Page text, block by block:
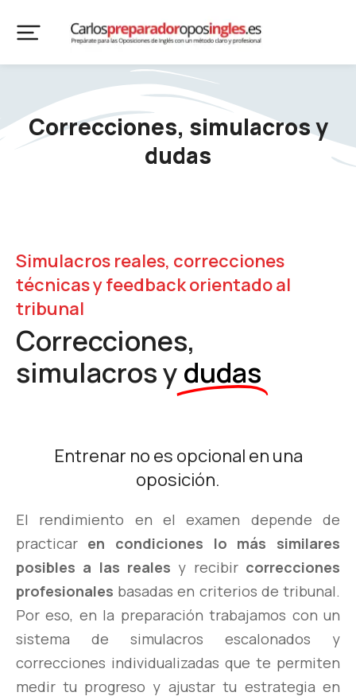
Correcciones, simulacros y
dudas
Simulacros reales, correcciones
técnicas y feedback orientado al
tribunal
Correcciones,
simulacros ydudas
Entrenar no es opcional en una
oposición.
El rendimiento en el examen depende de
practicar en condiciones lo más similares
posibles a las reales y recibir correcciones
profesionales basadas en criterios de tribunal.
Por eso, en la preparación trabajamos con un
sistema de simulacros escalonados y
correcciones individualizadas que te permiten
medir tu progreso y ajustar tu estrategia en